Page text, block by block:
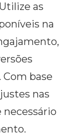
as
na
Com base
nas
necessário